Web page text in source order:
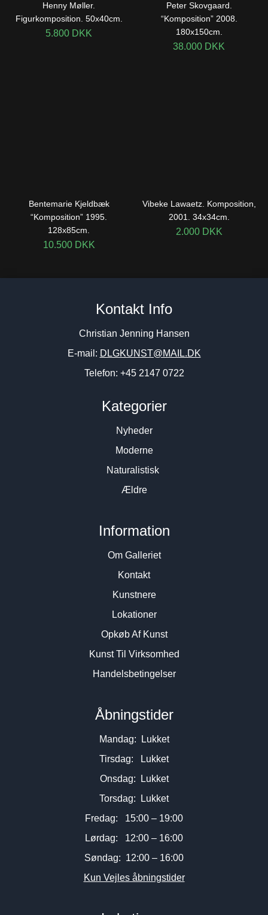
Henny Møller.
Figurkomposition. 50x40cm.
5.800 DKK
Peter Skovgaard.
“Komposition” 2008.
180x150cm.
38.000 DKK
Bentemarie Kjeldbæk
“Komposition” 1995.
128x85cm.
10.500 DKK
Vibeke Lawaetz. Komposition,
2001. 34x34cm.
2.000 DKK
Kontakt Info
Christian Jenning Hansen
E-mail: DLGKUNST@MAIL.DK
Telefon: +45 2147 0722
Kategorier
Nyheder
Moderne
Naturalistisk
Ældre
Information
Om Galleriet
Kontakt
Kunstnere
Lokationer
Opkøb Af Kunst
Kunst Til Virksomhed
Handelsbetingelser
Åbningstider
Mandag: Lukket
Tirsdag: Lukket
Onsdag: Lukket
Torsdag: Lukket
Fredag: 15:00 – 19:00
Lørdag: 12:00 – 16:00
Søndag: 12:00 – 16:00
Kun Vejles åbningstider